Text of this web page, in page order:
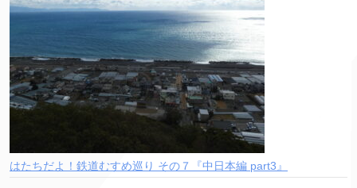
はたちだよ！鉄道むすめ巡り その７『中日本編 part3』